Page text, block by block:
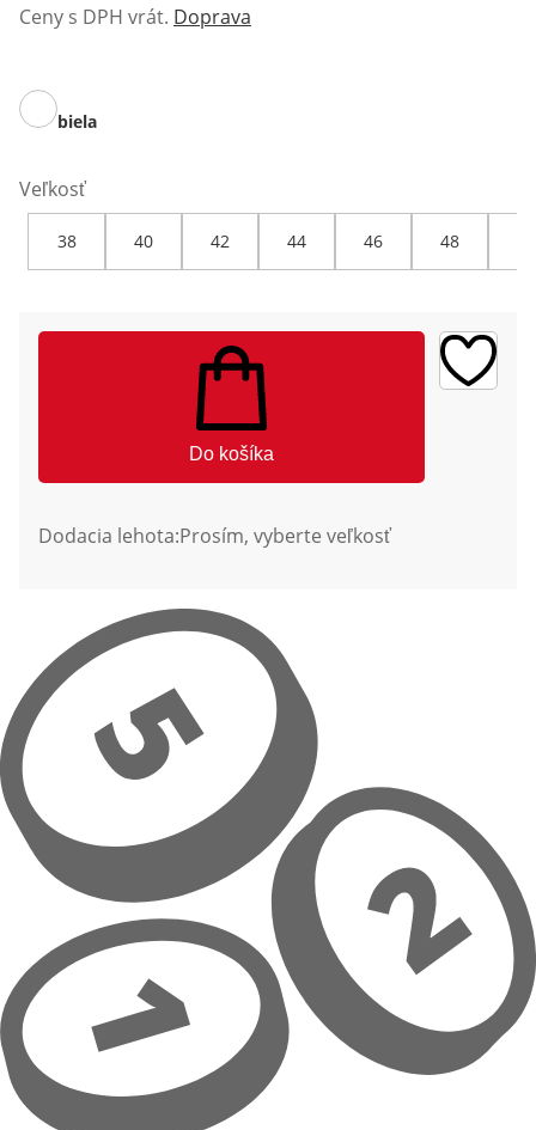
Ceny s DPH vrát. Doprava
biela
Veľkosť
38 40 42 44 46 48
Do košíka
Dodacia lehota:Prosím, vyberte veľkosť